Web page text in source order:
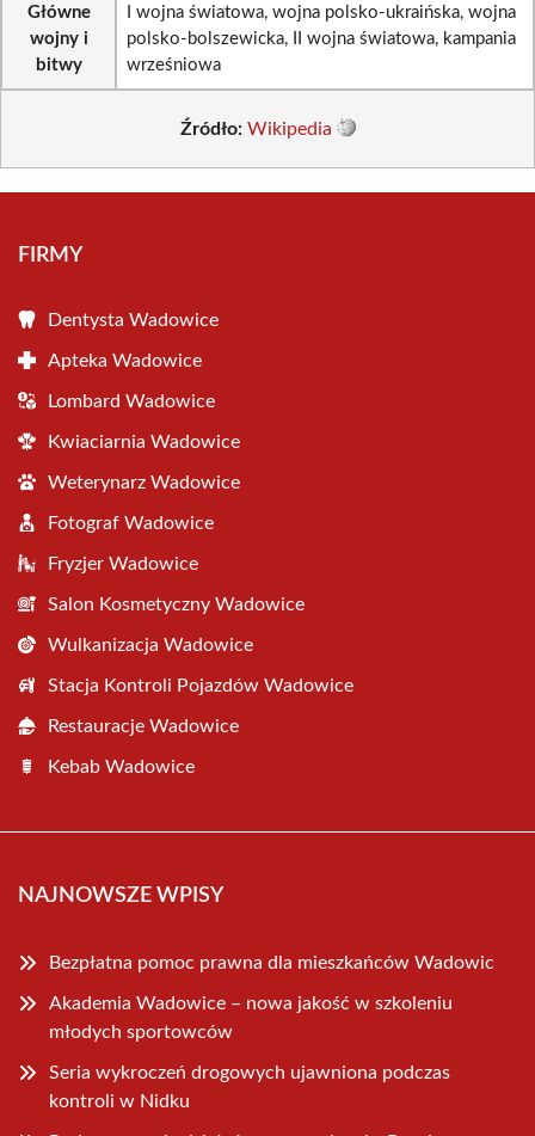
Główne
wojny i
bitwy
I wojna światowa, wojna polsko-ukraińska, wojna
polsko-bolszewicka, II wojna światowa, kampania
wrześniowa
Źródło: Wikipedia
FIRMY
Dentysta Wadowice
Apteka Wadowice
Lombard Wadowice
Kwiaciarnia Wadowice
Weterynarz Wadowice
Fotograf Wadowice
Fryzjer Wadowice
Salon Kosmetyczny Wadowice
Wulkanizacja Wadowice
Stacja Kontroli Pojazdów Wadowice
Restauracje Wadowice
Kebab Wadowice
NAJNOWSZE WPISY
Bezpłatna pomoc prawna dla mieszkańców Wadowic
Akademia Wadowice – nowa jakość w szkoleniu
młodych sportowców
Seria wykroczeń drogowych ujawniona podczas
kontroli w Nidku